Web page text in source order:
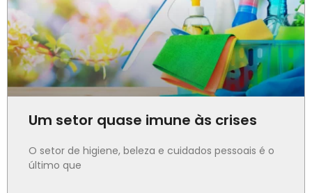
Um setor quase imune às crises
O setor de higiene, beleza e cuidados pessoais é o
último que